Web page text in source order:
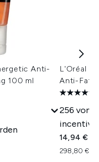
Anti-
100 ml
L'Oréal
Anti-
256 von
14,94 €
298,80 €